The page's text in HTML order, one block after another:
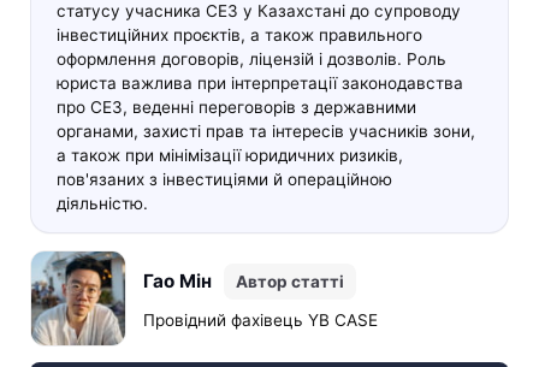
статусу учасника СЕЗ у Казахстані до супроводу
інвестиційних проєктів, а також правильного
оформлення договорів, ліцензій і дозволів. Роль
юриста важлива при інтерпретації законодавства
про СЕЗ, веденні переговорів з державними
органами, захисті прав та інтересів учасників зони,
а також при мінімізації юридичних ризиків,
пов'язаних з інвестиціями й операційною
діяльністю.
Гао Мін
Автор статті
Провідний фахівець YB CASE